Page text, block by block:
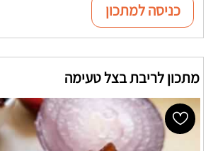
כניסה למתכון
מתכון לריבת בצל טעימה